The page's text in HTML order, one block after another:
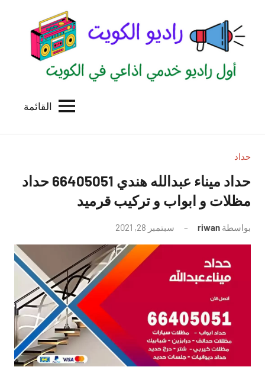
المحتوى
الكويت
للاعلانات
بالكويت
القائمة
حداد
حداد ميناء عبدالله هندي 66405051 حداد
مظلات و ابواب و تركيب قرميد
بواسطة riwan سبتمبر 28, 2021
توجد
تعليقات